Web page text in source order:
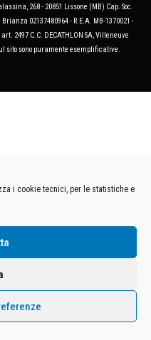
i cookie tecnici, per le statistiche e
268 - 20851 Lissone (MB) Cap. Soc.
02137480964 - R.E.A. MB-1370021 -
2497 C.C. DECATHLON SA, Villeneuve
sito sono puramente esemplificative.